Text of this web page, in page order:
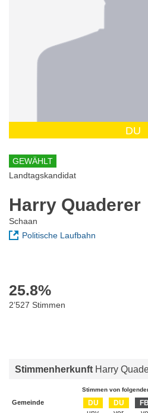
DU
GEWÄHLT
Landtagskandidat
Harry Quaderer
Schaan
Politische Laufbahn
25.8%
2’527 Stimmen
Stimmenherkunft Harry
Stimmen von
Gemeinde DU DU